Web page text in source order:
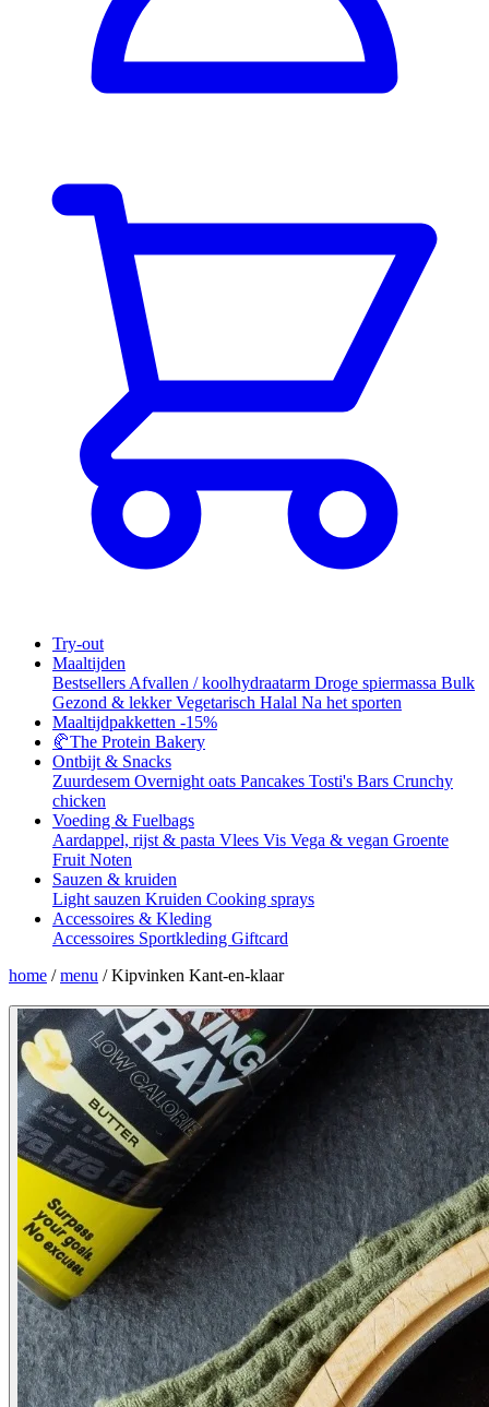
Try-out
Maaltijden
Bestsellers Afvallen / koolhydraatarm Droge spiermassa Bulk
Gezond & lekkerVegetarisch Halal Na het sporten
Maaltijdpakketten -15%
🥐The Protein Bakery
Ontbijt & Snacks
Zuurdesem Overnight oats Pancakes Tosti's Bars Crunchy
chicken
Voeding & Fuelbags
Aardappel, rijst & pasta Vlees Vis Vega & vegan Groente
Fruit Noten
Sauzen & kruiden
Light sauzen Kruiden Cooking sprays
Accessoires & Kleding
Accessoires Sportkleding Giftcard
home / menu / Kipvinken Kant-en-klaar